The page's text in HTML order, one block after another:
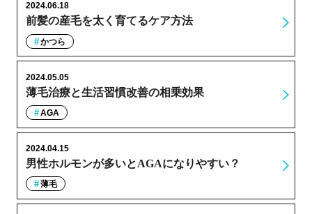
前髪の産毛を太く育てるケア方法
2024.06.18
かつら
薄毛治療と生活習慣改善の相乗効果
2024.05.05
AGA
男性ホルモンが多いとAGAになりやすい？
2024.04.15
薄毛